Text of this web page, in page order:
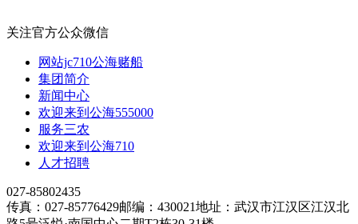
关注官方公众微信
网站jc710公海赌船
集团简介
新闻中心
欢迎来到公海555000
服务三农
欢迎来到公海710
人才招聘
027-85802435
传真：027-85776429邮编：430021地址：武汉市江汉区江汉北